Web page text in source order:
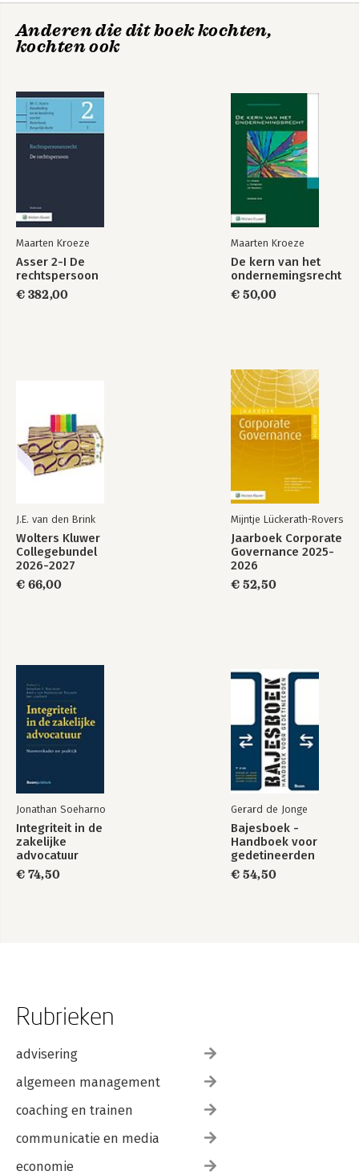
De kern van het
ondernemingsrecht
Asser 2-I De
rechtspersoon
Anderen die dit boek kochten,
kochten ook
Maarten Kroeze
Asser 2-I De
rechtspersoon
€ 382,00
Maarten Kroeze
De kern van het
ondernemingsrecht
€ 50,00
J.E. van den Brink
Wolters Kluwer
Collegebundel
2026-2027
€ 66,00
Mijntje Lückerath-Rovers
Jaarboek Corporate
Governance 2025-
2026
€ 52,50
Jonathan Soeharno
Integriteit in de
zakelijke
advocatuur
€ 74,50
Gerard de Jonge
Bajesboek -
Handboek voor
gedetineerden
€ 54,50
Rubrieken
advisering
algemeen management
coaching en trainen
communicatie en media
economie